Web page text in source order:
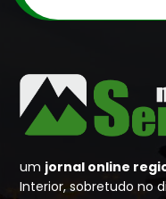
um jornal online
Interior, sobretudo no